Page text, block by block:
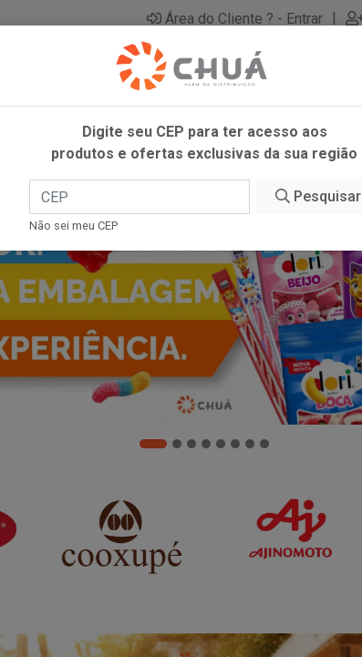
Área do Cliente ? - Entrar |
Digite seu CEP para ter acesso aos
produtos e ofertas exclusivas da sua região
Pesquisar
Não sei meu CEP